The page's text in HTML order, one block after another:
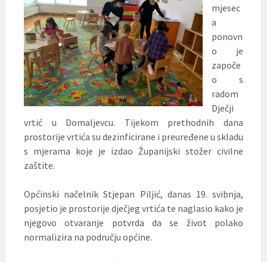
mjesec
a
ponovn
o je
započe
o s
radom
Dječji
vrtić u Domaljevcu. Tijekom prethodnih dana
prostorije vrtića su dezinficirane i preuređene u skladu
s mjerama koje je izdao Županijski stožer civilne
zaštite.
Općinski načelnik Stjepan Piljić, danas 19. svibnja,
posjetio je prostorije dječjeg vrtića te naglasio kako je
njegovo otvaranje potvrda da se život polako
normalizira na području općine.